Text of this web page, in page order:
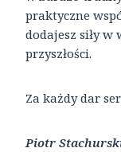
praktyczne
dodajesz siły w
przyszłości.
Za każdy dar
Piotr